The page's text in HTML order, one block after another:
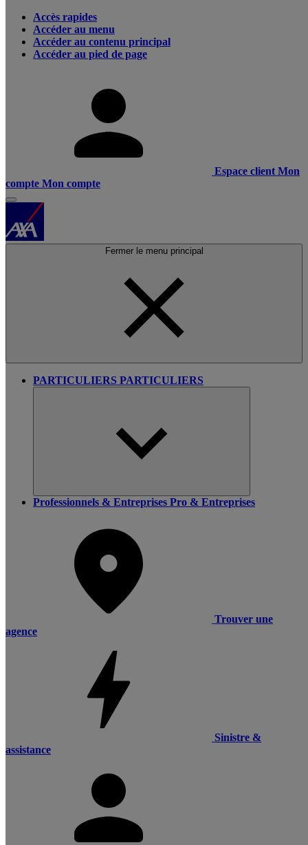
Accès rapides
Accéder au menu
Accéder au contenu principal
Accéder au pied de page
Espace client Mon
compte Mon compte
Fermer le menu principal
PARTICULIERS PARTICULIERS
Professionnels & Entreprises Pro & Entreprises
Trouver une
agence
Sinistre &
assistance